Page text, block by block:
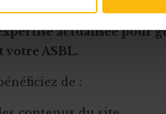
donne un accès complet à
actualisée pour
votre ASBL.
de :